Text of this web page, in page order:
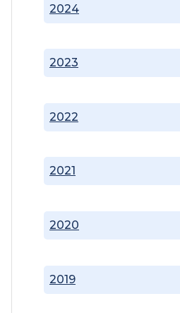
2019
2020
2021
2022
2023
2024